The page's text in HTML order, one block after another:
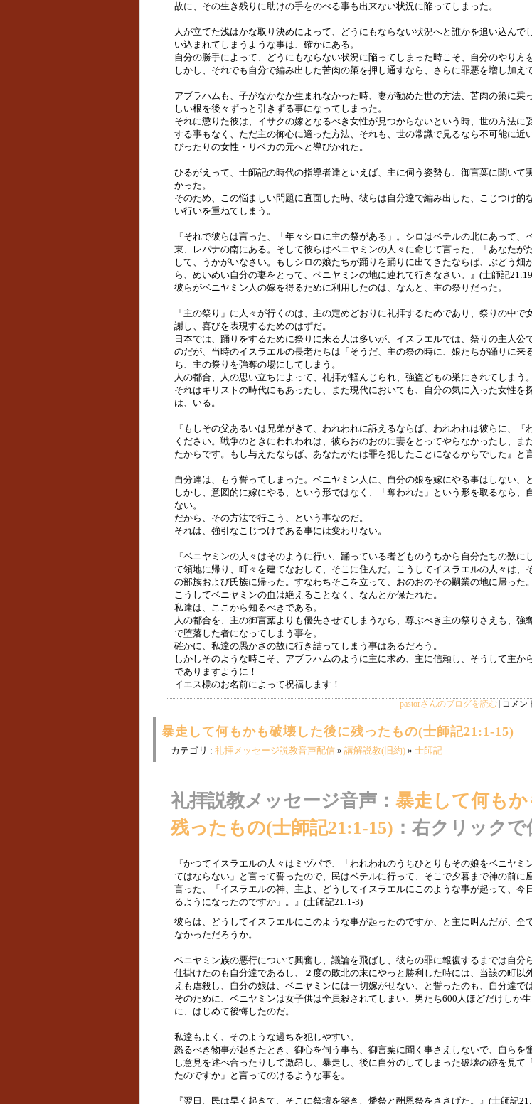
故に、その生き残りに助けの手をのべる事も出来ない状況に陥ってしまった。
人が立てた浅はかな取り決めによって、どうにもならない状況へと誰かを追い込んで
い込まれてしまうような事は、確かにある。
自分の勝手によって、どうにもならない状況に陥ってしまった時こそ、自分のやり方
しかし、それでも自分で編み出した苦肉の策を押し通すなら、さらに罪悪を増し加え
アブラハムも、子がなかなか生まれなかった時、妻が勧めた世の方法、苦肉の策に乗
しい根を後々ずっと引きずる事になってしまった。
それに懲りた彼は、イサクの嫁となるべき女性が見つからないという時、世の方法に
する事もなく、ただ主の御心に適った方法、それも、世の常識で見るなら不可能に近
ぴったりの女性・リベカの元へと導びかれた。
ひるがえって、士師記の時代の指導者達といえば、主に伺う姿勢も、御言葉に聞いて
かった。
そのため、この悩ましい問題に直面した時、彼らは自分達で編み出した、こじつけ的
い行いを重ねてしまう。
『それで彼らは言った、「年々シロに主の祭がある」。シロはベテルの北にあって、
東、レバナの南にある。そして彼らはベニヤミンの人々に命じて言った、「あなたが
して、うかがいなさい。もしシロの娘たちが踊りを踊りに出てきたならば、ぶどう畑
ら、めいめい自分の妻をとって、ベニヤミンの地に連れて行きなさい。』(士師記
彼らがベニヤミン人の嫁を得るために利用したのは、なんと、主の祭りだった。
「主の祭り」に人々が行くのは、主の定めどおりに礼拝するためであり、祭りの中で
謝し、喜びを表現するためのはずだ。
日本では、踊りをするために祭りに来る人は多いが、イスラエルでは、祭りの主人公
のだが、当時のイスラエルの長老たちは「そうだ、主の祭の時に、娘たちが踊りに来
ち、主の祭りを強奪の場にしてしまう。
人の都合、人の思い立ちによって、礼拝が軽んじられ、強盗どもの巣にされてしまう。
それはキリストの時代にもあったし、また現代においても、自分の気に入った女性を
は、いる。
『もしその父あるいは兄弟がきて、われわれに訴えるならば、われわれは彼らに、『
ください。戦争のときにわれわれは、彼らおのおのに妻をとってやらなかったし、ま
たからです。もし与えたならば、あなたがたは罪を犯したことになるからでした』と
自分達は、もう誓ってしまった。ベニヤミン人に、自分の娘を嫁にやる事はしない、と
しかし、意図的に嫁にやる、という形ではなく、「奪われた」という形を取るなら、
ない。
だから、その方法で行こう、という事なのだ。
それは、強引なこじつけである事には変わりない。
『ベニヤミンの人々はそのように行い、踊っている者どものうちから自分たちの数に
て領地に帰り、町々を建てなおして、そこに住んだ。こうしてイスラエルの人々は、
の部族および氏族に帰った。すなわちそこを立って、おのおのその嗣業の地に帰った
こうしてベニヤミンの血は絶えることなく、なんとか保たれた。
私達は、ここから知るべきである。
人の都合を、主の御言葉よりも優先させてしまうなら、尊ぶべき主の祭りさえも、強
で堕落した者になってしまう事を。
確かに、私達の愚かさの故に行き詰ってしまう事はあるだろう。
しかしそのような時こそ、アブラハムのように主に求め、主に信頼し、そうして主か
でありますように！
イエス様のお名前によって祝福します！
pastorさんのブログを読む コメン
暴走して何もかも破壊した後に残ったもの(士師記21:1-15)
カテゴリ : 礼拝メッセージ説教音声配信 » 講解説教(旧約) » 士師記
礼拝説教メッセージ音声： 暴走して何も
残ったもの(士師記21:1-15) ：右クリックで
『かつてイスラエルの人々はミヅパで、「われわれのうちひとりもその娘をベニヤミ
てはならない」と言って誓ったので、民はベテルに行って、そこで夕暮まで神の前に
言った、「イスラエルの神、主よ、どうしてイスラエルにこのような事が起って、今
るようになったのですか」。』(士師記21:1-3)
彼らは、どうしてイスラエルにこのような事が起ったのですか、と主に叫んだが、全
なかっただろうか。
ベニヤミン族の悪行について興奮し、議論を飛ばし、彼らの罪に報復するまでは自分
仕掛けたのも自分達であるし、２度の敗北の末にやっと勝利した時には、当該の町以
えも虐殺し、自分の娘は、ベニヤミンには一切嫁がせない、と誓ったのも、自分達で
そのために、ベニヤミンは女子供は全員殺されてしまい、男たち600人ほどだけしか
に、はじめて後悔したのだ。
私達もよく、そのような過ちを犯しやすい。
怒るべき物事が起きたとき、御心を伺う事も、御言葉に聞く事さえしないで、自らを
し意見を述べ合ったりして激昂し、暴走し、後に自分のしてしまった破壊の跡を見て
たのですか」と言ってのけるような事を。
『翌日、民は早く起きて、そこに祭壇を築き、燔祭と酬恩祭をささげた。』(士師記